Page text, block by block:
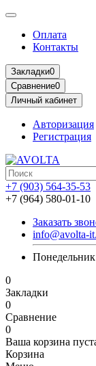
Оплата
Контакты
Закладки0
Сравнение0
Личный кабинет
Авторизация
Регистрация
+7 (903) 564-35-53
+7 (964) 580-01-10
Заказать
info@avolta-
0
Закладки
0
Сравнение
0
Ваша корзина
Корзина